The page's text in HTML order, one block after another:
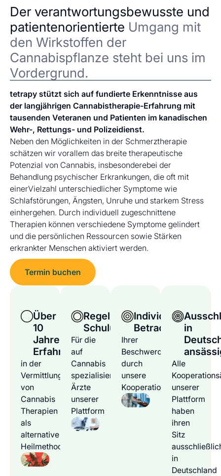
Der verantwortungsbewusste und
patientenorientierte Umgang mit
den Wirkstoffen der
Cannabispflanze steht bei uns im
Vordergrund.
tetrapy stützt sich auf fundierte Erkenntnisse aus
der langjährigen Cannabistherapie-Erfahrung mit
tausenden Veteranen und Patienten im kanadischen
Wehr-, Rettungs- und Polizeidienst.
Neben den Möglichkeiten in der Schmerztherapie
schätzen wir vorallem das breite therapeutische
Potenzial von Cannabis, insbesonderebei der
Behandlung psychischer Erkrankungen, die oft mit
einerVielzahl unterschiedlicher Symptome wie
Schlafstörungen, Ängsten, Unruhe und starkem Stress
einhergehen. Durch individuell zugeschnittene
Therapien können verschiedene Symptome gelindert
und die persönlichen Ressourcen sowie Stärken
erkrankter Menschen aktiviert werden.
Termin buchen
Über
10
Jahre
Erfahrung
in der
Vermittlung
von
Cannabis
Therapien
als
alternative
Heilmethode
Regelmäßige
Schulungen
Für die
auf
Cannabis
spezialisierten
Ärzte
unserer
Plattform
Individuelle
Betrachtung
Ihrer
Beschwerden
durch
unsere
Kooperationsärzte
in
Alle
unserer
Plattform
haben
ihren
Sitz
in
Deutschland